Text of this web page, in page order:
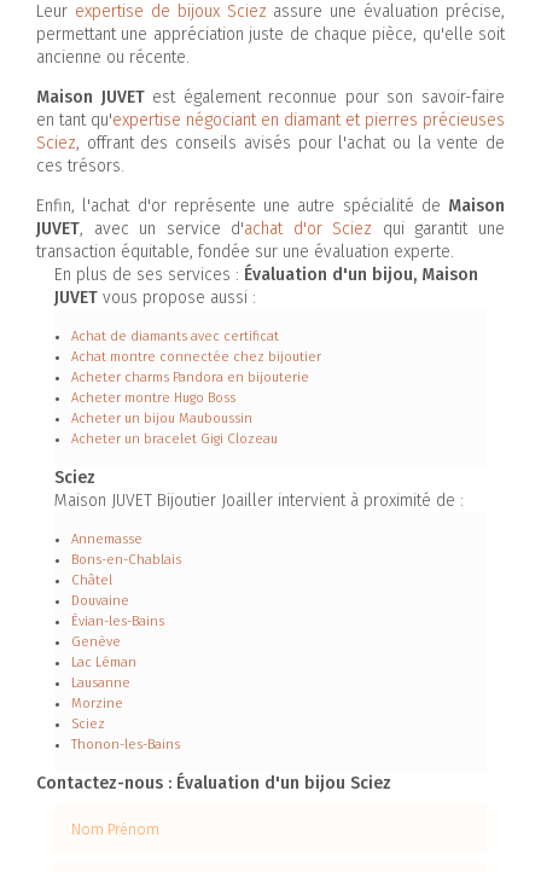
Leur expertise de bijoux Sciez assure une évaluation précise,
permettant une appréciation juste de chaque pièce, qu'elle soit
ancienne ou récente.
Maison JUVETest également reconnue pour son savoir-faire
en tant qu'expertise négociant en diamant et pierres précieuses
Sciez, offrant des conseils avisés pour l'achat ou la vente de
ces trésors.
Enfin, l'achat d'or représente une autre spécialité de Maison
JUVET, avec un service d'achat d'or Sciez qui garantit une
transaction équitable, fondée sur une évaluation experte.
En plus de ses services : Évaluation d'un bijou, Maison
JUVET vous propose aussi :
Achat de diamants avec certificat
Achat montre connectée chez bijoutier
Acheter charms Pandora en bijouterie
Acheter montre Hugo Boss
Acheter un bijou Mauboussin
Acheter un bracelet Gigi Clozeau
Sciez
Maison JUVET Bijoutier Joailler intervient à proximité de :
Annemasse
Bons-en-Chablais
Châtel
Douvaine
Évian-les-Bains
Genève
Lac Léman
Lausanne
Morzine
Sciez
Thonon-les-Bains
Contactez-nous : Évaluation d'un bijou Sciez